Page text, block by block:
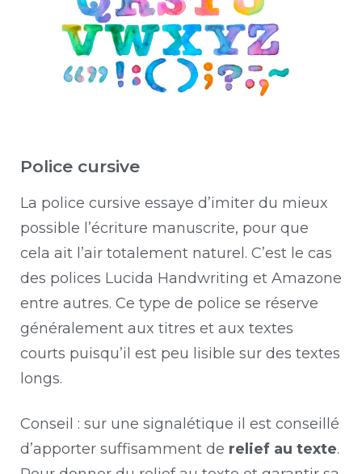
Police cursive
La police cursive essaye d’imiter du mieux
possible l’écriture manuscrite, pour que
cela ait l’air totalement naturel. C’est le cas
des polices Lucida Handwriting et Amazone
entre autres. Ce type de police se réserve
généralement aux titres et aux textes
courts puisqu’il est peu lisible sur des textes
longs.
Conseil : sur une signalétique il est conseillé
d’apporter suffisamment de relief au texte.